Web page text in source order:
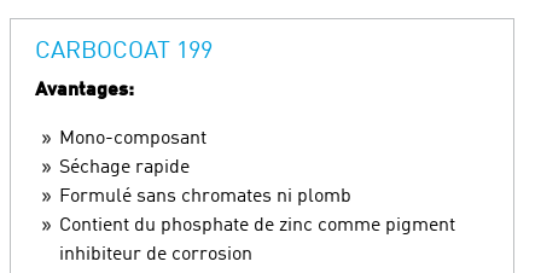
CARBOCOAT 199
Avantages:
Mono-composant
Séchage rapide
Formulé sans chromates ni plomb
Contient du phosphate de zinc comme pigment
inhibiteur de corrosion